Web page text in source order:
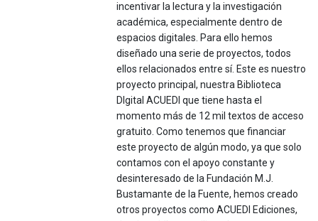
incentivar la lectura y la investigación
académica, especialmente dentro de
espacios digitales. Para ello hemos
diseñado una serie de proyectos, todos
ellos relacionados entre sí. Este es nuestro
proyecto principal, nuestra Biblioteca
DIgital ACUEDI que tiene hasta el
momento más de 12 mil textos de acceso
gratuito. Como tenemos que financiar
este proyecto de algún modo, ya que solo
contamos con el apoyo constante y
desinteresado de la Fundación M.J.
Bustamante de la Fuente, hemos creado
otros proyectos como ACUEDI Ediciones,